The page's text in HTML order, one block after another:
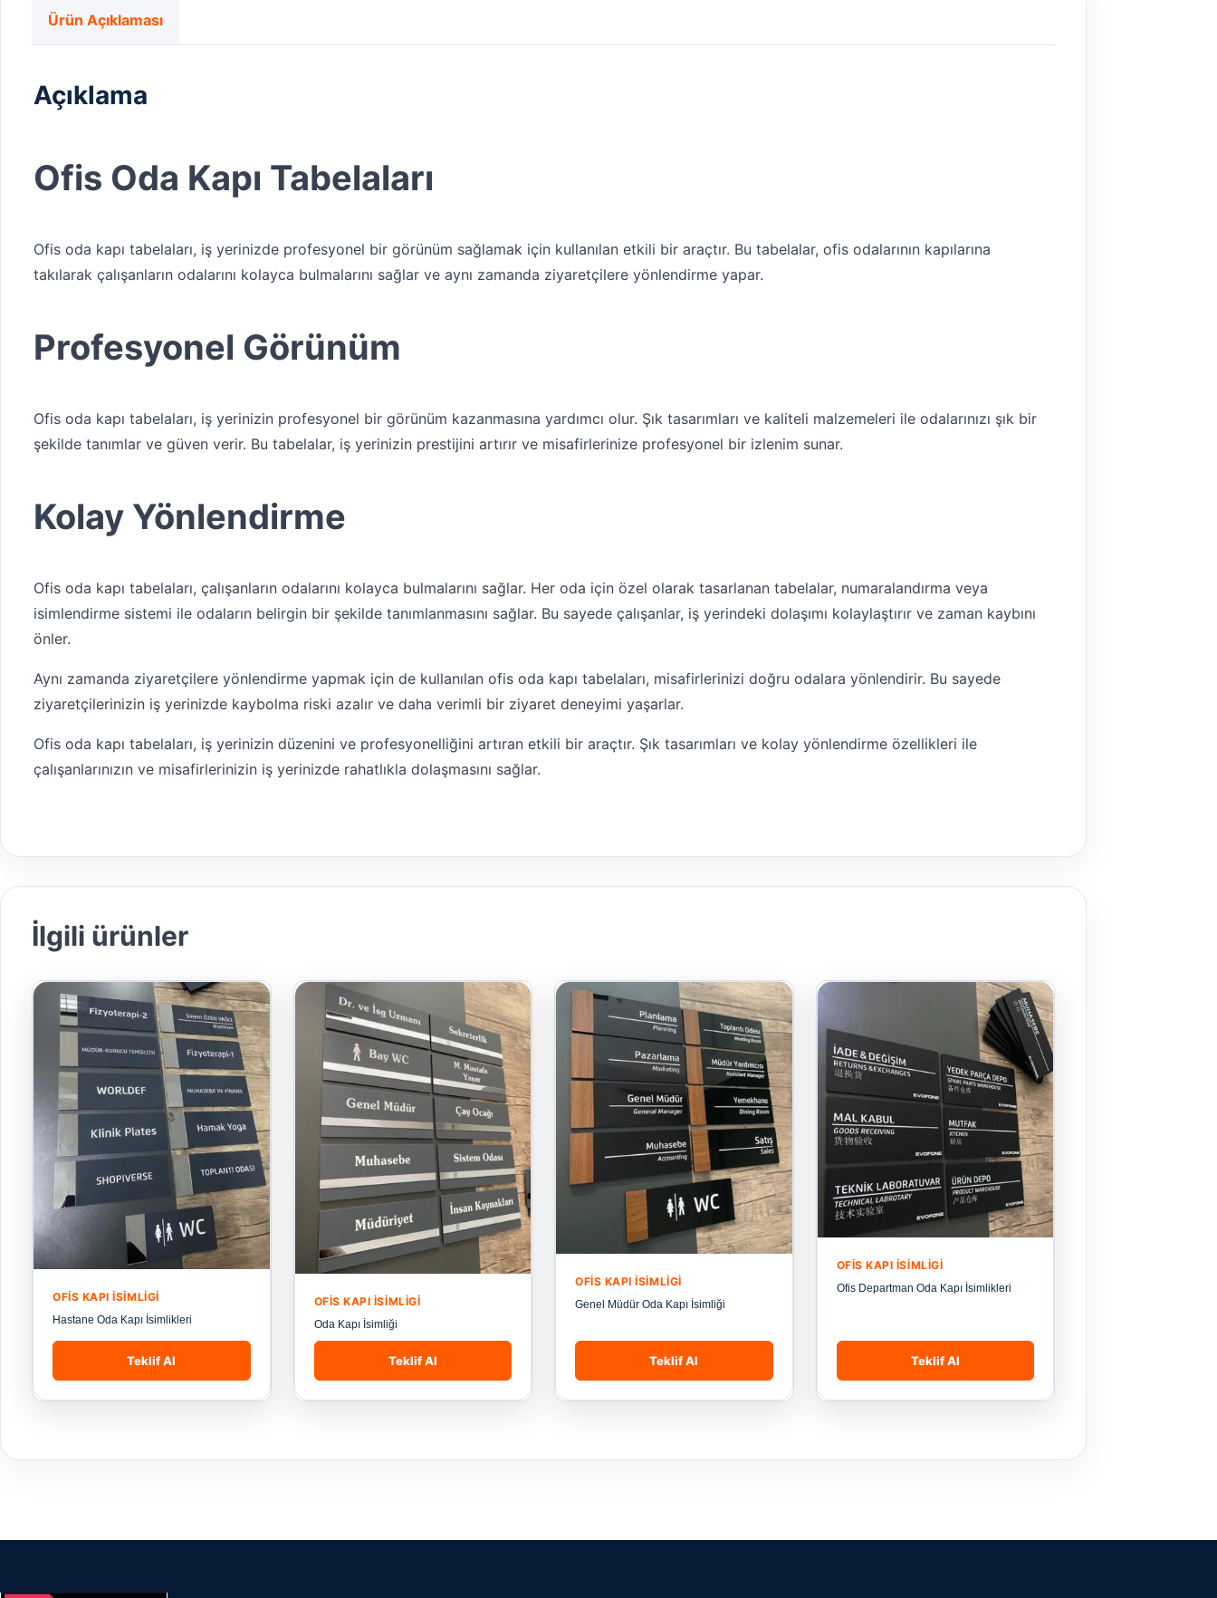
Ürün Açıklaması
Açıklama
Ofis Oda Kapı Tabelaları
Ofis oda kapı tabelaları, iş yerinizde profesyonel bir görünüm sağlamak için kullanılan etkili bir araçtır. Bu tabelalar, ofis odalarının kapılarına
takılarak çalışanların odalarını kolayca bulmalarını sağlar ve aynı zamanda ziyaretçilere yönlendirme yapar.
Profesyonel Görünüm
Ofis oda kapı tabelaları, iş yerinizin profesyonel bir görünüm kazanmasına yardımcı olur. Şık tasarımları ve kaliteli malzemeleri ile odalarınızı şık bir
şekilde tanımlar ve güven verir. Bu tabelalar, iş yerinizin prestijini artırır ve misafirlerinize profesyonel bir izlenim sunar.
Kolay Yönlendirme
Ofis oda kapı tabelaları, çalışanların odalarını kolayca bulmalarını sağlar. Her oda için özel olarak tasarlanan tabelalar, numaralandırma veya
isimlendirme sistemi ile odaların belirgin bir şekilde tanımlanmasını sağlar. Bu sayede çalışanlar, iş yerindeki dolaşımı kolaylaştırır ve zaman kaybını
önler.
Aynı zamanda ziyaretçilere yönlendirme yapmak için de kullanılan ofis oda kapı tabelaları, misafirlerinizi doğru odalara yönlendirir. Bu sayede
ziyaretçilerinizin iş yerinizde kaybolma riski azalır ve daha verimli bir ziyaret deneyimi yaşarlar.
Ofis oda kapı tabelaları, iş yerinizin düzenini ve profesyonelliğini artıran etkili bir araçtır. Şık tasarımları ve kolay yönlendirme özellikleri ile
çalışanlarınızın ve misafirlerinizin iş yerinizde rahatlıkla dolaşmasını sağlar.
İlgili ürünler
OFIS KAPI İSIMLIGI
Hastane Oda Kapı İsimlikleri
Teklif Al
OFIS KAPI İSIMLIGI
Oda Kapı İsimliği
Teklif Al
OFIS KAPI İSIMLIGI
Genel Müdür Oda Kapı İsimliği
Teklif Al
OFIS KAPI İSIMLIGI
Ofis Departman Oda Kapı İsimlikleri
Teklif Al